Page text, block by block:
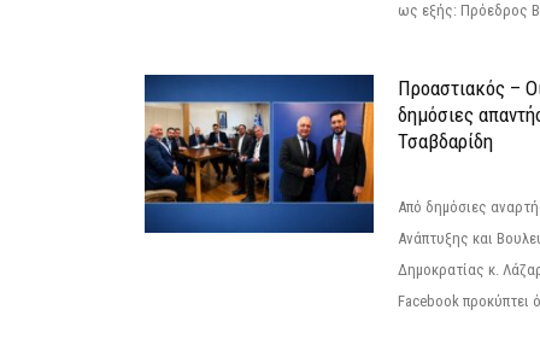
ως εξής: Πρόεδρος
Προαστιακός –
δημόσιες
Τσαβδαρίδη
Από δημόσιες
Ανάπτυξης και
Δημοκρατίας κ.
Facebook προκύπτει